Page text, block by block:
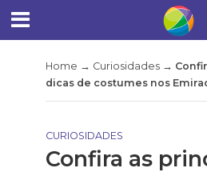
Home → Curiosidades→
dicas de costumes nos
CURIOSIDADES
Confira as